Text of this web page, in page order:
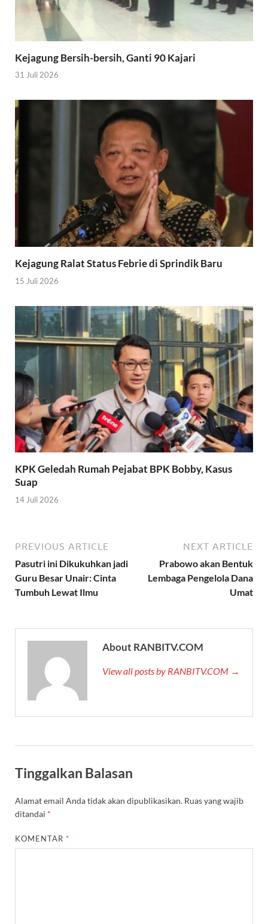
Kejagung Bersih-bersih, Ganti 90 Kajari
31 Juli 2026
Kejagung Ralat Status Febrie di Sprindik Baru
15 Juli 2026
KPK Geledah Rumah Pejabat BPK Bobby, Kasus
Suap
14 Juli 2026
PREVIOUS ARTICLE
Pasutri ini Dikukuhkan jadi
Guru Besar Unair: Cinta
Tumbuh Lewat Ilmu
NEXT ARTICLE
Prabowo akan Bentuk
Lembaga Pengelola Dana
Umat
About RANBITV.COM
View all posts by RANBITV.COM →
Tinggalkan Balasan
Alamat email Anda tidak akan dipublikasikan. Ruas yang wajib
ditandai *
KOMENTAR *